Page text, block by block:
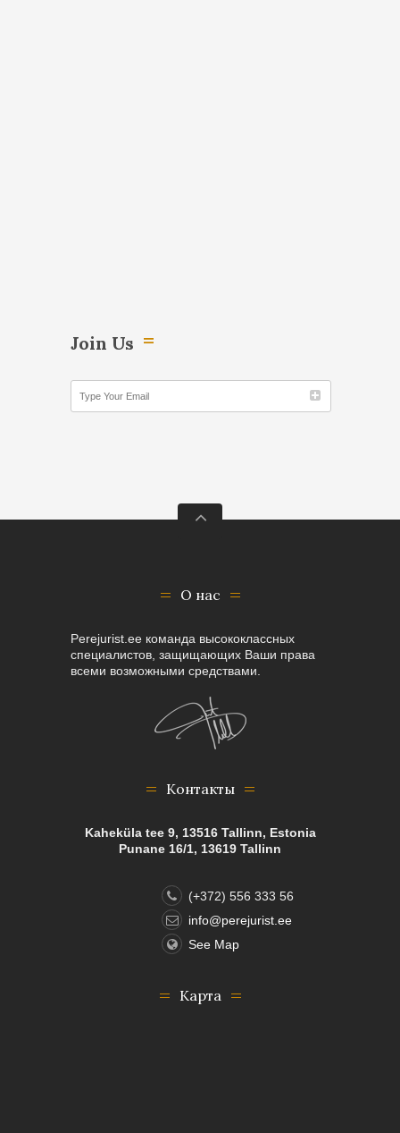
Join Us
О нас
Perejurist.ee команда высококлассных
специалистов, защищающих Ваши права
всеми возможными средствами.
Контакты
Kaheküla tee 9, 13516 Tallinn, Estonia
Punane 16/1, 13619 Tallinn
(+372) 556 333 56
info@perejurist.ee
See Map
Карта